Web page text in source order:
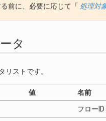
前に、必要に応じて「 処理対
タ
リストです。
値 名前
フローID